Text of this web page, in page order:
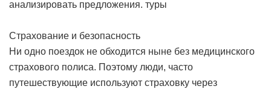
анализировать предложения. туры
Страхование и безопасность
Ни одно поездок не обходится ныне без медицинского
страхового полиса. Поэтому люди, часто
путешествующие используют страховку через